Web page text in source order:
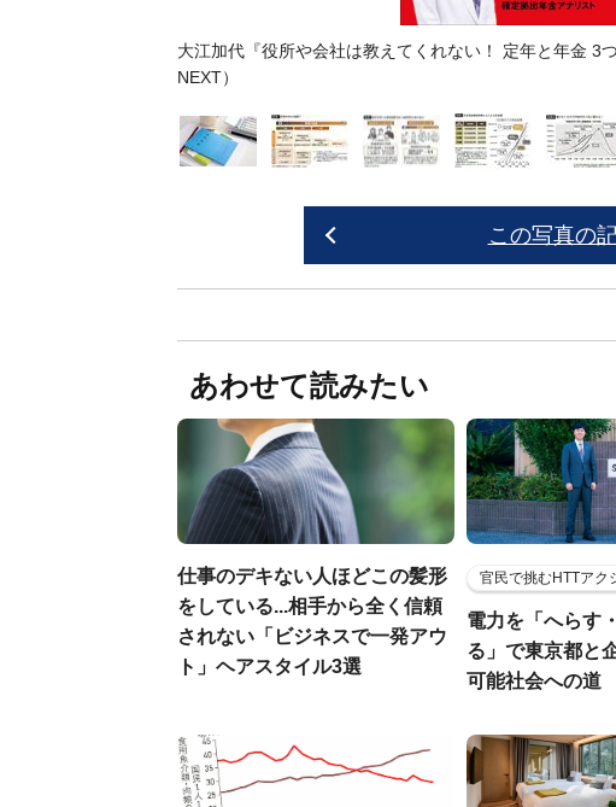
大江加代『役所や会社は教えてくれない！ 定年と年金 3
NEXT）
この写真の
あわせて読みたい
仕事のデキない人ほどこの髪形
をしている...相手から全く信頼
されない「ビジネスで一発アウ
ト」ヘアスタイル3選
官民で挑むHTTアク
電力を「へらす
る」で東京都と
可能社会への道